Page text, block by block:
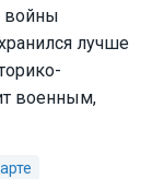
войны
лучше
военным,